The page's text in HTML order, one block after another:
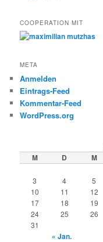
COOPERATION MIT
META
Anmelden
Eintrags-Feed
Kommentar-Feed
WordPress.org
M D M
3
4 5
10
11 12
17
18 19
24
25 26
31
« Jan.